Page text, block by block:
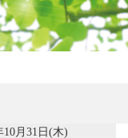
10月31日(木)